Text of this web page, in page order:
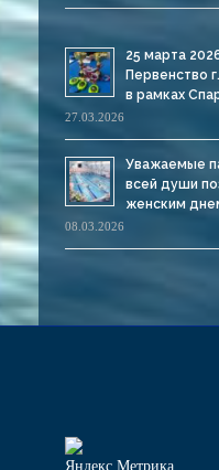
25 марта
Первенство
в рамках
27.03.2026
Уважаемые
всей души
женским
08.03.2026